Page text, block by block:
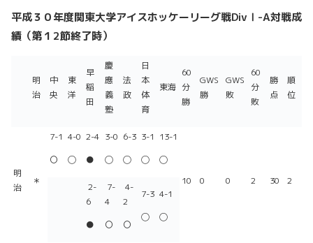
平成３０年度関東大学アイスホッケーリーグ戦DivⅠ-A対戦成
績（第１2節終了時）
明
治
中
央
東
洋
早
稲
田
慶
應
義
塾
法
政
日
本
体
育
東海
60
分
勝
GWS
勝
GWS
敗
60
分
敗
勝
点
順
位
明
治
＊
7-1
〇
4-0
◯
2-4
●
3-0
◯
6-3
◯
3-1
◯
13-1
◯
10
0 0 2 30 2
2-
6
●
7-
4
〇
4-
2
〇
7-3
◯
4-1
◯